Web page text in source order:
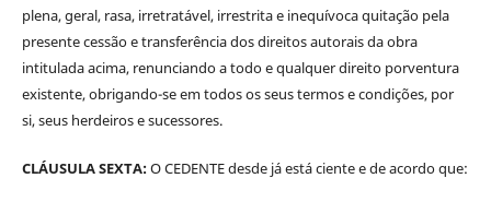
plena, geral, rasa, irretratável, irrestrita e inequívoca quitação pela
presente cessão e transferência dos direitos autorais da obra
intitulada acima, renunciando a todo e qualquer direito porventura
existente, obrigando-se em todos os seus termos e condições, por
si, seus herdeiros e sucessores.
CLÁUSULA SEXTA:O CEDENTE desde já está ciente e de acordo que: